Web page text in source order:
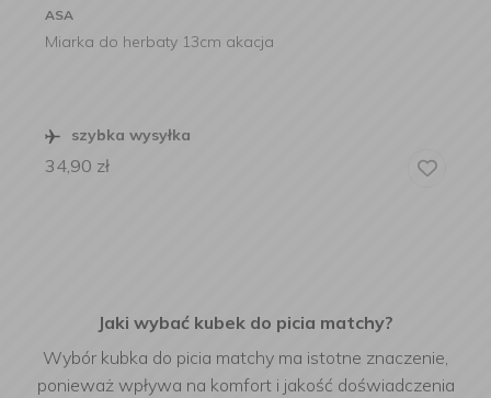
ASA
Miarka do herbaty 13cm akacja
szybka wysyłka
34,90 zł
Jaki wybać kubek do picia matchy?
Wybór kubka do picia matchy ma istotne znaczenie,
ponieważ wpływa na komfort i jakość doświadczenia